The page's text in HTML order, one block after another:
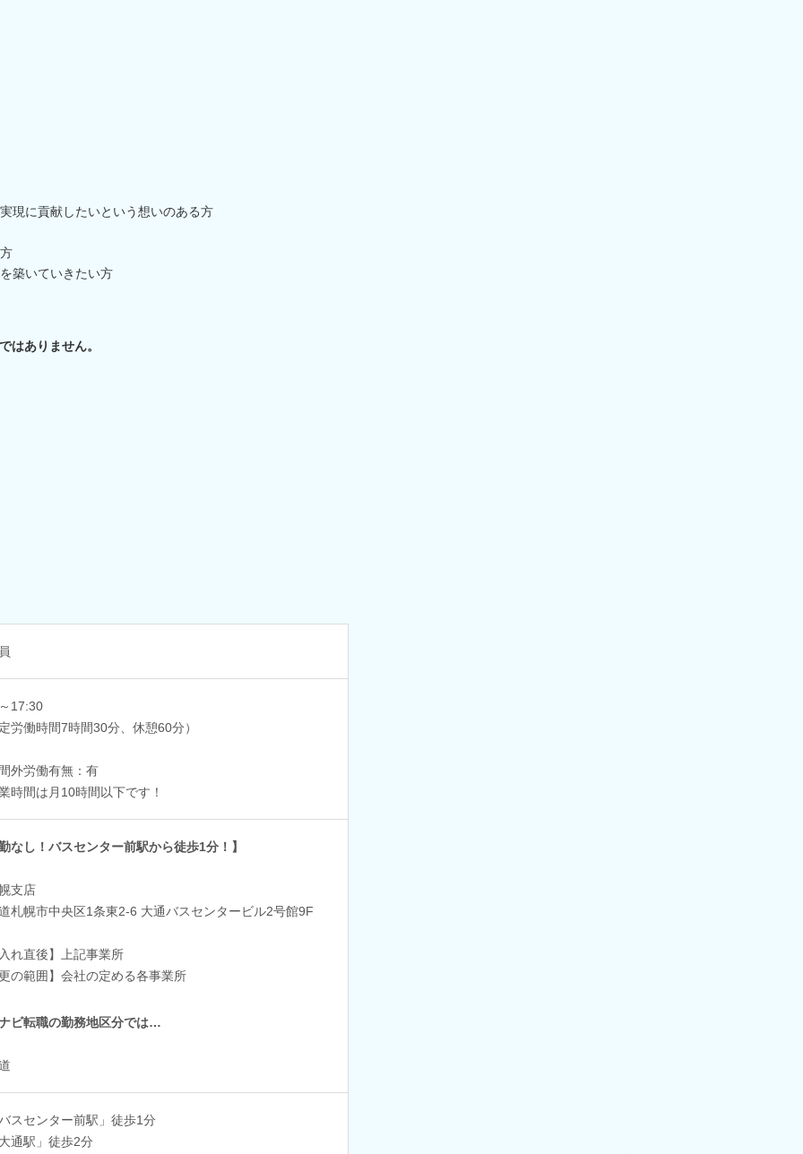
現に貢献したいという想いのある方
築いていきたい方
はありません。
17:30
労働時間7時間30分、休憩60分）
外労働有無：有
時間は月10時間以下です！
なし！バスセンター前駅から徒歩1分！】
支店
札幌市中央区1条東2-6 大通バスセンタービル2号館9F
れ直後】上記事業所
の範囲】会社の定める各事業所
ビ転職の勤務地区分では…
スセンター前駅」徒歩1分
通駅」徒歩2分